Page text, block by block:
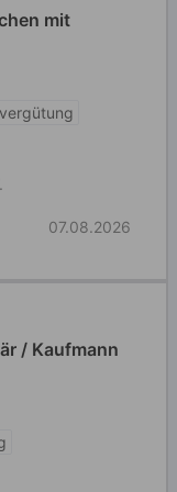
mit
07.08.2026
/ Kaufmann